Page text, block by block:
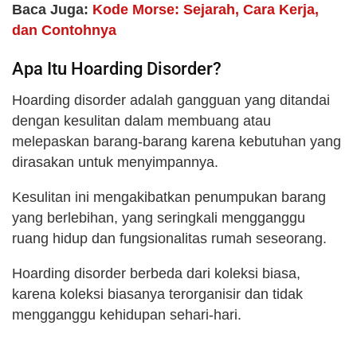
Baca Juga: Kode Morse: Sejarah, Cara Kerja,
dan Contohnya
Apa Itu Hoarding Disorder?
Hoarding disorder adalah gangguan yang ditandai
dengan kesulitan dalam membuang atau
melepaskan barang-barang karena kebutuhan yang
dirasakan untuk menyimpannya.
Kesulitan ini mengakibatkan penumpukan barang
yang berlebihan, yang seringkali mengganggu
ruang hidup dan fungsionalitas rumah seseorang.
Hoarding disorder berbeda dari koleksi biasa,
karena koleksi biasanya terorganisir dan tidak
mengganggu kehidupan sehari-hari.